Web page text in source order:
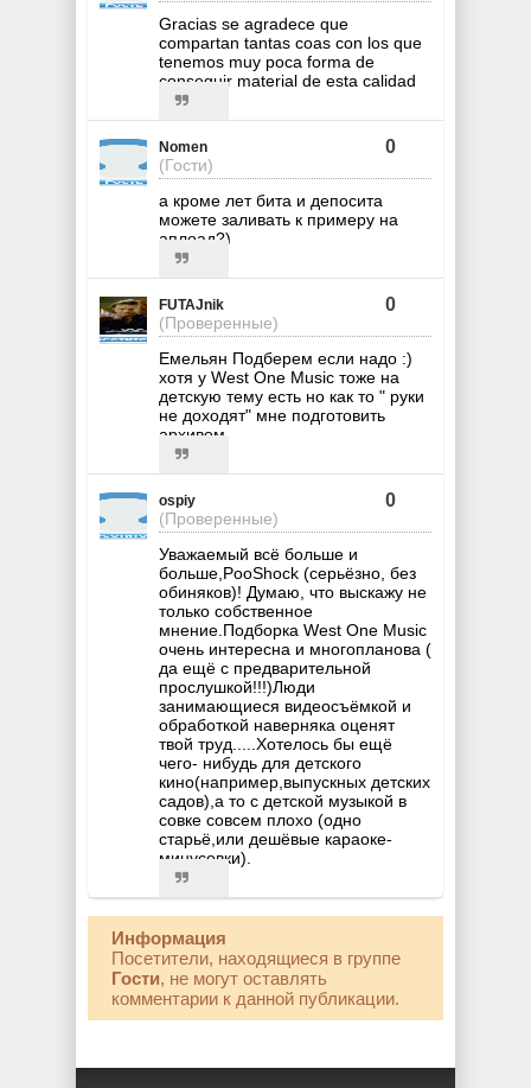
Gracias se agradece que
compartan tantas coas con los que
tenemos muy poca forma de
conseguir material de esta calidad
Nomen
(Гости)
0
а кроме лет бита и депосита
можете заливать к примеру на
аплоад?)
FUTAJnik
(Проверенные)
0
Емельян Подберем если надо :)
хотя у West One Music тоже на
детскую тему есть но как то " руки
не доходят" мне подготовить
архивом.
ospiy
(Проверенные)
0
Уважаемый всё больше и
больше,PooShock (серьёзно, без
обиняков)! Думаю, что выскажу не
только собственное
мнение.Подборка West One Music
очень интересна и многопланова (
да ещё с предварительной
прослушкой!!!)Люди
занимающиеся видеосъёмкой и
обработкой наверняка оценят
твой труд.....Хотелось бы ещё
чего- нибудь для детского
кино(например,выпускных детских
садов),а то с детской музыкой в
совке совсем плохо (одно
старьё,или дешёвые караоке-
минусовки).
Информация
Посетители, находящиеся в группе
Гости, не могут оставлять
комментарии к данной публикации.